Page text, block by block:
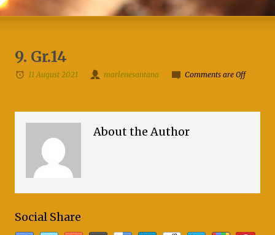
9. Gr.14
11 August 2021 marlenesantana Comments are Off
About the Author
Social Share